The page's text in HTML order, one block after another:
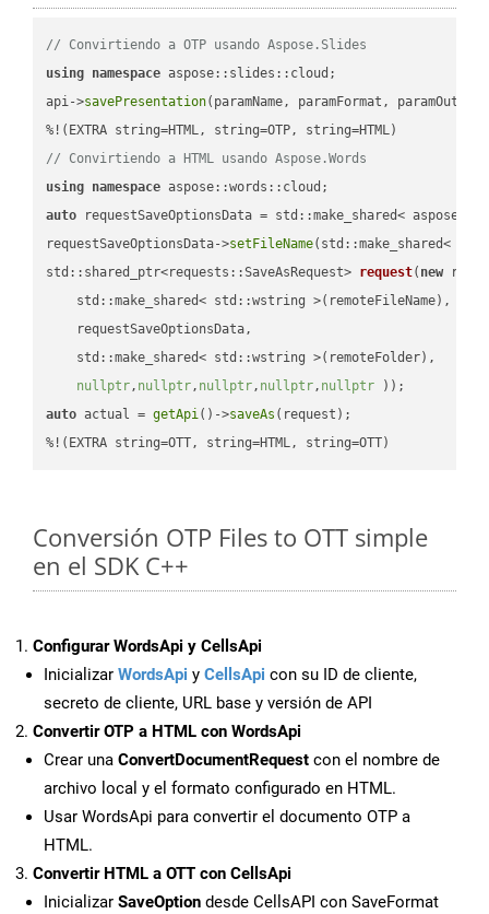
// Convirtiendo a OTP usando Aspose.Slides
using namespace aspose::slides::cloud;
api->savePresentation(paramName, paramFormat,
// Convirtiendo a HTML usando Aspose.Words
using namespace
auto requestSaveOptionsData = std::make_shared<
requestSaveOptionsData->setFileName(std::make_shared<
std::shared_ptr<requests::SaveAsRequest> request( new
    std::make_shared< std::wstring >(remoteFileName),
    requestSaveOptionsData,
    std::make_shared< std::wstring >(remoteFolder),
nullptr, nullptr, nullptr, nullptr, nullptr ))
auto actual = getApi()->saveAs (request);
%!(EXTRA string=OTT, string=HTML, string=OTT)
Conversión OTP Files to OTT simple
en el SDK C++
Configurar WordsApi y CellsApi
Inicializar WordsApi y CellsApi con su ID de cliente,
secreto de cliente, URL base y versión de API
Convertir OTP a HTML con WordsApi
Crear una ConvertDocumentRequest con el nombre de
archivo local y el formato configurado en HTML.
Usar WordsApi para convertir el documento OTP a
HTML.
Convertir HTML a OTT con CellsApi
Inicializar SaveOption desde CellsAPI con SaveFormat